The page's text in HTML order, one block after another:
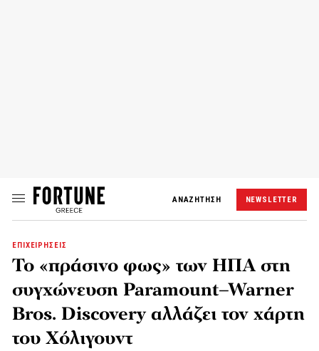
ΑΝΑΖΗΤΗΣΗ NEWSLETTER
ΕΠΙΧΕΙΡΗΣΕΙΣ
Το «πράσινο φως» των ΗΠΑ στη
συγχώνευση Paramount–Warner
Bros. Discovery αλλάζει τον χάρτη
του Χόλιγουντ